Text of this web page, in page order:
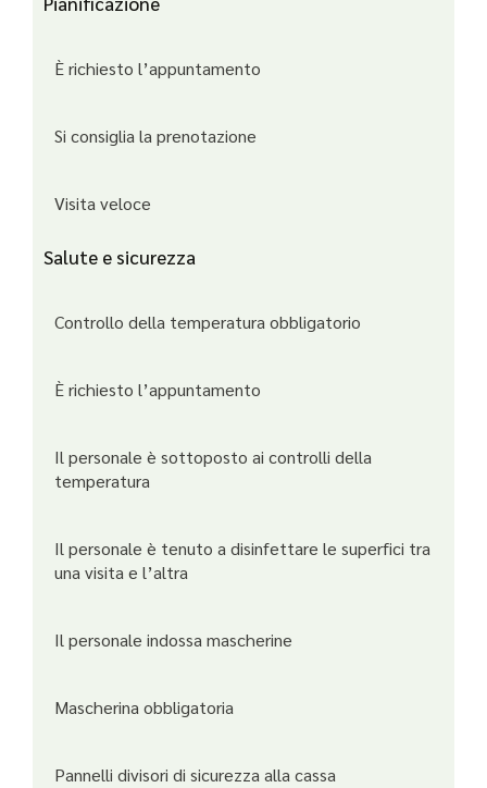
È richiesto l’appuntamento
Si consiglia la prenotazione
Visita veloce
Salute e sicurezza
Controllo della temperatura obbligatorio
È richiesto l’appuntamento
Il personale è sottoposto ai controlli della
temperatura
Il personale è tenuto a disinfettare le superfici tra
una visita e l’altra
Il personale indossa mascherine
Mascherina obbligatoria
Pannelli divisori di sicurezza alla cassa